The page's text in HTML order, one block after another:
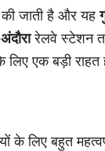
की जाती है और यह
रेलवे स्टेशन
लिए एक बड़ी राहत
के लिए बहुत